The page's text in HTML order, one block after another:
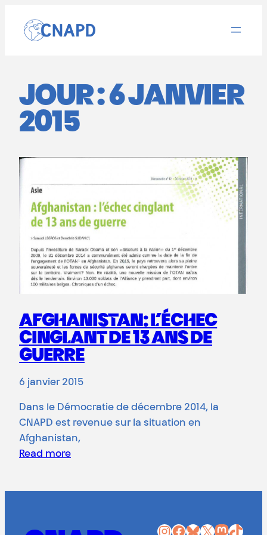
contenu
JOUR :6 JANVIER
2015
AFGHANISTAN: L’ÉCHEC
CINGLANT DE 13 ANS DE
GUERRE
6 janvier 2015
Dans le Démocratie de décembre 2014, la
CNAPD est revenue sur la situation en
Afghanistan,
Read more
InstagramFacebook Bluesky X Mastodon TikTok